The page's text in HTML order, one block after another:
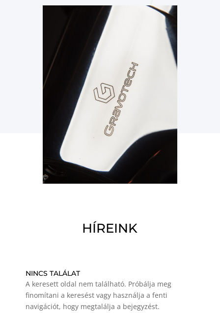
HÍREINK
NINCS TALÁLAT
A keresett oldal nem található. Próbálja meg
finomítani a keresést vagy használja a fenti
navigációt, hogy megtalálja a bejegyzést.